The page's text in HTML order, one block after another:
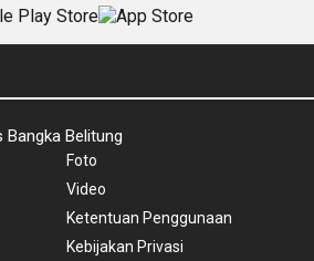
Bangka Belitung
Foto
Video
Ketentuan Penggunaan
Kebijakan Privasi